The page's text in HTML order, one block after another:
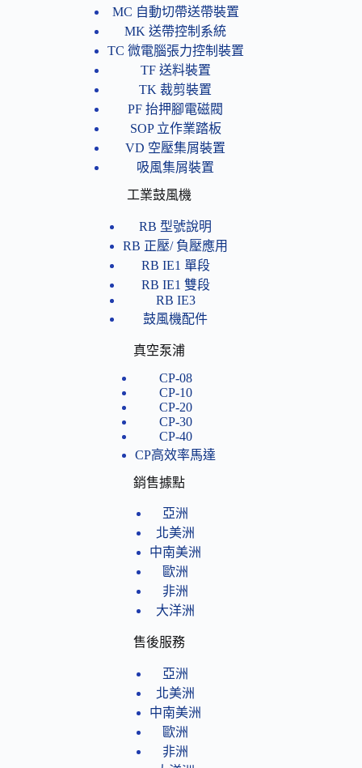
MC 自動切帶送帶裝置
MK 送帶控制系統
TC 微電腦張力控制裝置
TF 送料裝置
TK 裁剪裝置
PF 抬押腳電磁閥
SOP 立作業踏板
VD 空壓集屑裝置
吸風集屑裝置
工業鼓風機
RB 型號說明
RB 正壓/ 負壓應用
RB IE1 單段
RB IE1 雙段
RB IE3
鼓風機配件
真空泵浦
CP-08
CP-10
CP-20
CP-30
CP-40
CP高效率馬達
銷售據點
亞洲
北美洲
中南美洲
歐洲
非洲
大洋洲
售後服務
亞洲
北美洲
中南美洲
歐洲
非洲